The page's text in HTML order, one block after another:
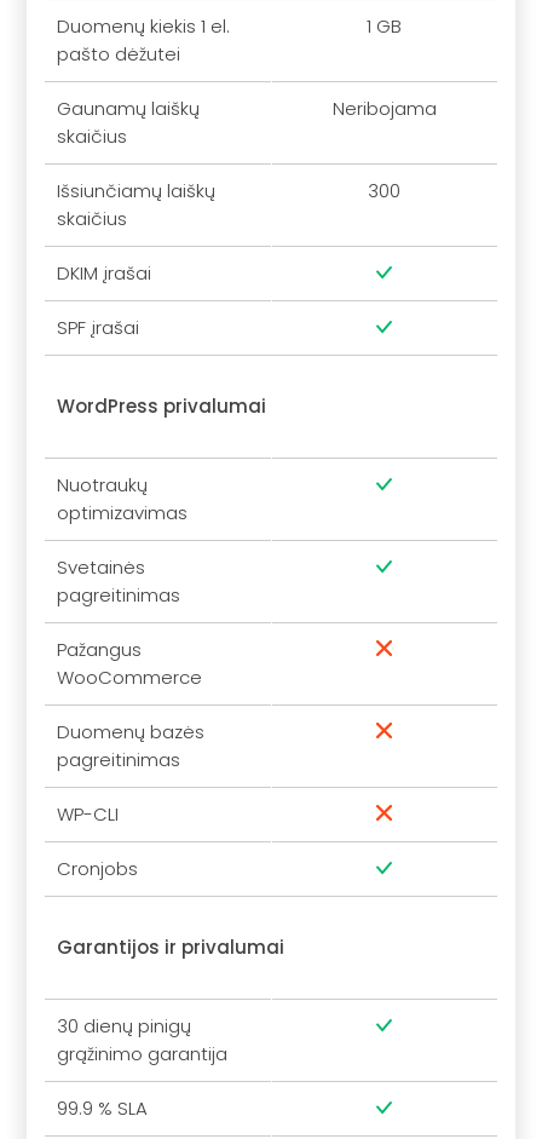
Duomenų kiekis 1 el.
pašto dėžutei
1 GB
Gaunamų laiškų
skaičius
Neribojama
Išsiunčiamų laiškų
skaičius
300
DKIM įrašai
SPF įrašai
WordPress privalumai
Nuotraukų
optimizavimas
Svetainės
pagreitinimas
Pažangus
WooCommerce
Duomenų bazės
pagreitinimas
WP-CLI
Cronjobs
Garantijos ir privalumai
30 dienų pinigų
grąžinimo garantija
99.9 % SLA